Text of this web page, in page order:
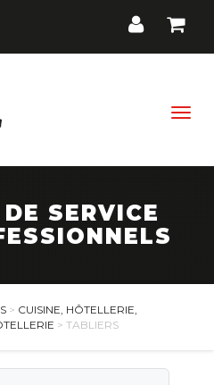
SERVICE
> CUISINE, HÔTELLERIE,
> TABLIERS